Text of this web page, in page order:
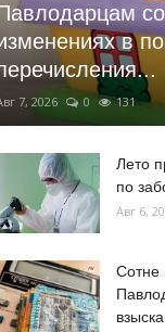
в
7, 2026 0 131
Лето
по
Авг 6,
Сотне